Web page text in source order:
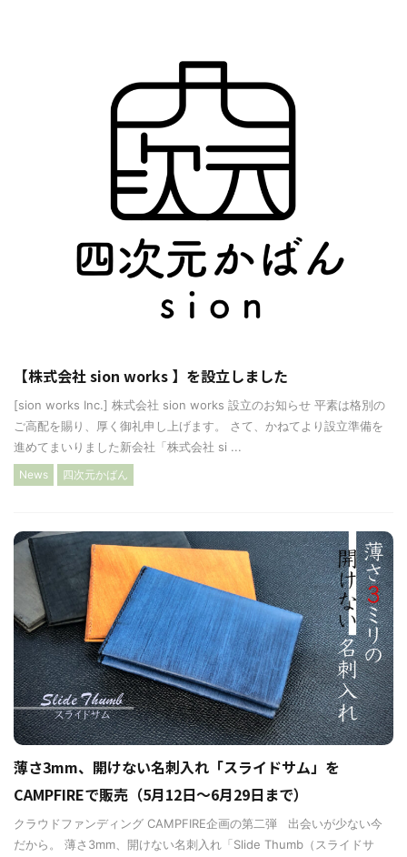
【株式会社 sion works 】を設立しました
[sion works Inc.] 株式会社 sion works 設立のお知らせ 平素は格別の
ご高配を賜り、厚く御礼申し上げます。 さて、かねてより設立準備を
進めてまいりました新会社「株式会社 si ...
News 四次元かばん
薄さ3mm、開けない名刺入れ「スライドサム」を
CAMPFIREで販売（5月12日〜6月29日まで）
クラウドファンディング CAMPFIRE企画の第二弾 出会いが少ない今
だから。 薄さ3mm、開けない名刺入れ「Slide Thumb（スライドサ